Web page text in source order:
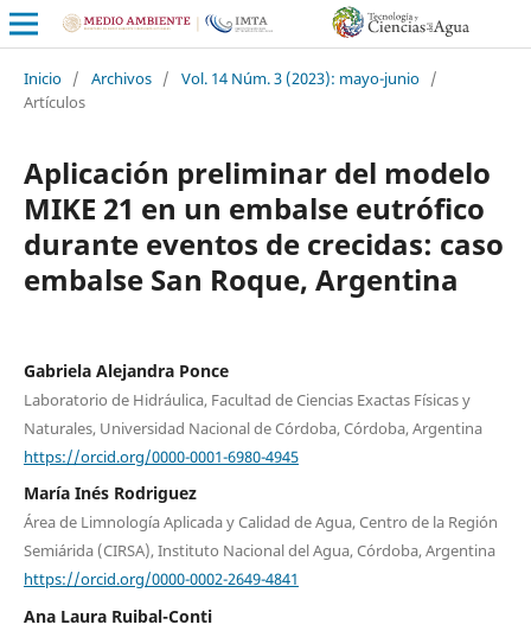
Inicio / Archivos / Vol. 14 Núm. 3 (2023): mayo-junio /
Artículos
Aplicación preliminar del modelo
MIKE 21 en un embalse eutrófico
durante eventos de crecidas: caso
embalse San Roque, Argentina
Gabriela Alejandra Ponce
Laboratorio de Hidráulica, Facultad de Ciencias Exactas Físicas y
Naturales, Universidad Nacional de Córdoba, Córdoba, Argentina
https://orcid.org/0000-0001-6980-4945
María Inés Rodriguez
Área de Limnología Aplicada y Calidad de Agua, Centro de la Región
Semiárida (CIRSA), Instituto Nacional del Agua, Córdoba, Argentina
https://orcid.org/0000-0002-2649-4841
Ana Laura Ruibal-Conti